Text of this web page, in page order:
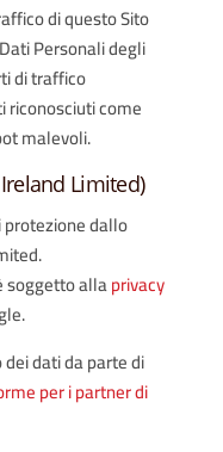
di questo Sito
Personali degli
di traffico
riconosciuti come
malevoli.
Limited)
protezione dallo
soggetto allaprivacy
dati da parte di
per i partner di